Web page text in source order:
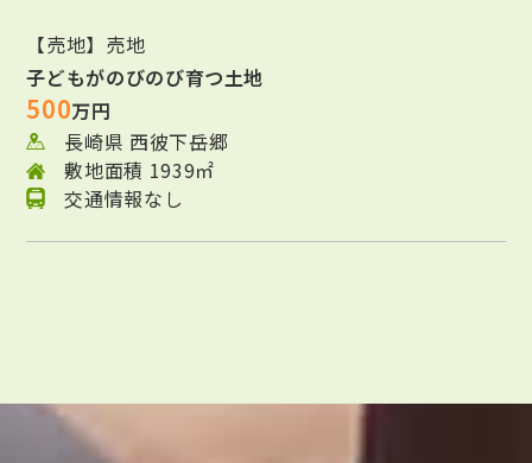
【売地】売地
子どもがのびのび育つ土地
500万円
長崎県 西彼下岳郷
敷地面積 1939㎡
交通情報なし